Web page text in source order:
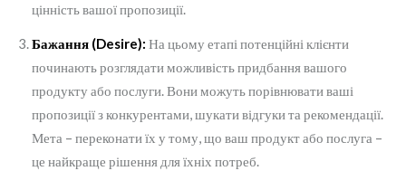
цінність вашої пропозиції.
Бажання (Desire): На цьому етапі потенційні клієнти
починають розглядати можливість придбання вашого
продукту або послуги. Вони можуть порівнювати ваші
пропозиції з конкурентами, шукати відгуки та рекомендації.
Мета – переконати їх у тому, що ваш продукт або послуга –
це найкраще рішення для їхніх потреб.